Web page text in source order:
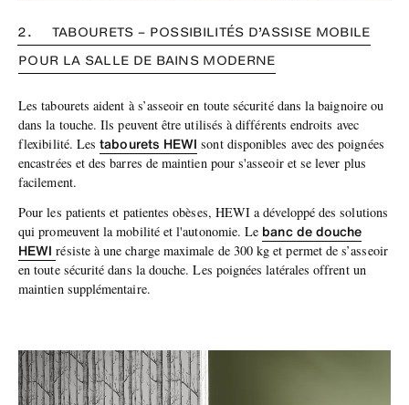
2. TABOURETS – POSSIBILITÉS D’ASSISE MOBILE
POUR LA SALLE DE BAINS MODERNE
Les tabourets aident à s’asseoir en toute sécurité dans la baignoire ou
dans la touche. Ils peuvent être utilisés à différents endroits avec
flexibilité. Lestabourets HEWI sont disponibles avec des poignées
encastrées et des barres de maintien pour s'asseoir et se lever plus
facilement.
Pour les patients et patientes obèses, HEWI a développé des solutions
qui promeuvent la mobilité et l'autonomie. Le banc de douche
HEWIrésiste à une charge maximale de 300 kg et permet de s’asseoir
en toute sécurité dans la douche. Les poignées latérales offrent un
maintien supplémentaire.